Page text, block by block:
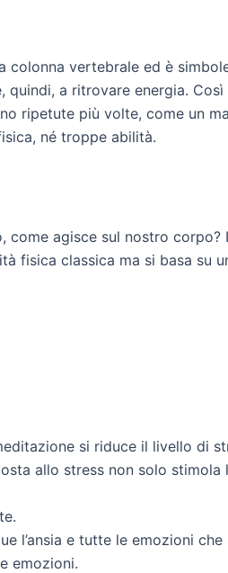
colonna vertebrale ed è
a ritrovare energia. Così
ripetute più volte, come un
né troppe abilità.
agisce sul nostro corpo?
fisica classica ma si basa su
si riduce il livello di
allo stress non solo stimola
l’ansia e tutte le emozioni
emozioni.